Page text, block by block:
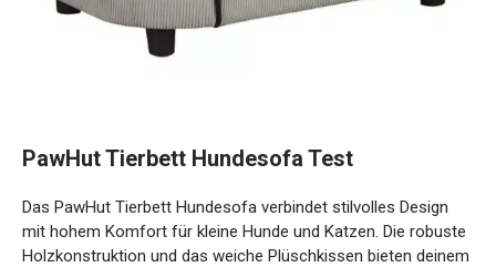
PawHut Tierbett Hundesofa Test
Das PawHut Tierbett Hundesofa verbindet stilvolles Design
mit hohem Komfort für kleine Hunde und Katzen. Die robuste
Holzkonstruktion und das weiche Plüschkissen bieten deinem